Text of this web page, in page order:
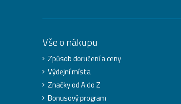
Vše o nákupu
Způsob doručení a ceny
Výdejní místa
Značky od A do Z
Bonusový program